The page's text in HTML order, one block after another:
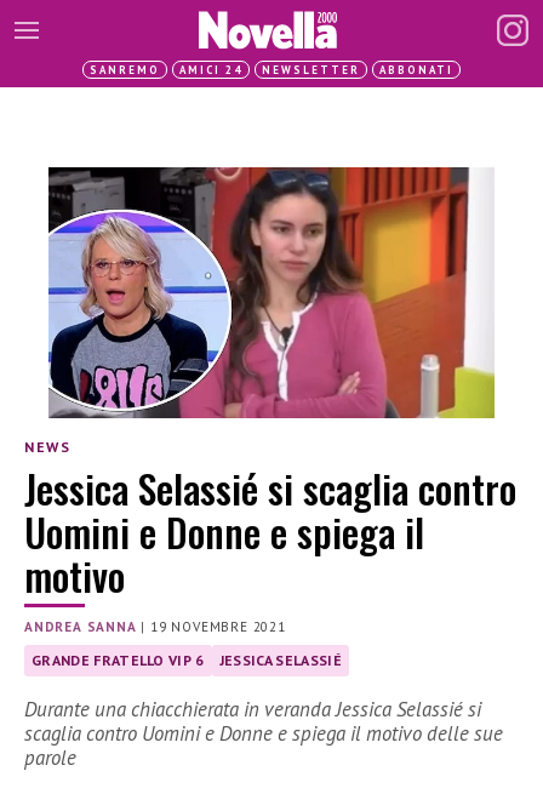
SANREMO AMICI 24 NEWSLETTER ABBONATI
NEWS
Jessica Selassié si scaglia contro
Uomini e Donne e spiega il
motivo
ANDREA SANNA | 19 NOVEMBRE 2021
GRANDE FRATELLO VIP 6 JESSICA SELASSIÉ
Durante una chiacchierata in veranda Jessica Selassié si
scaglia contro Uomini e Donne e spiega il motivo delle sue
parole